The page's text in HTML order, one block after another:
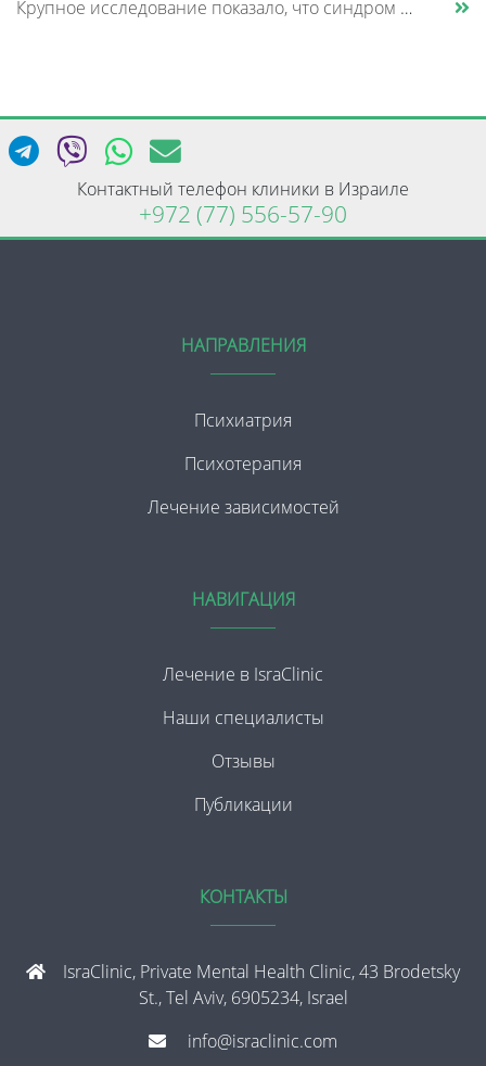
Крупное исследование показало, что синдром дефицита внимания и гиперактивности (СДВГ) может включать не два, а три биоло......
Контактный телефон клиники в Израиле
+972 (77) 556-57-90
НАПРАВЛЕНИЯ
Психиатрия
Психотерапия
Лечение зависимостей
НАВИГАЦИЯ
Лечение в IsraClinic
Наши специалисты
Отзывы
Публикации
КОНТАКТЫ
IsraClinic, Private Mental Health Clinic, 43 Brodetsky
St., Tel Aviv, 6905234, Israel
info@israclinic.com